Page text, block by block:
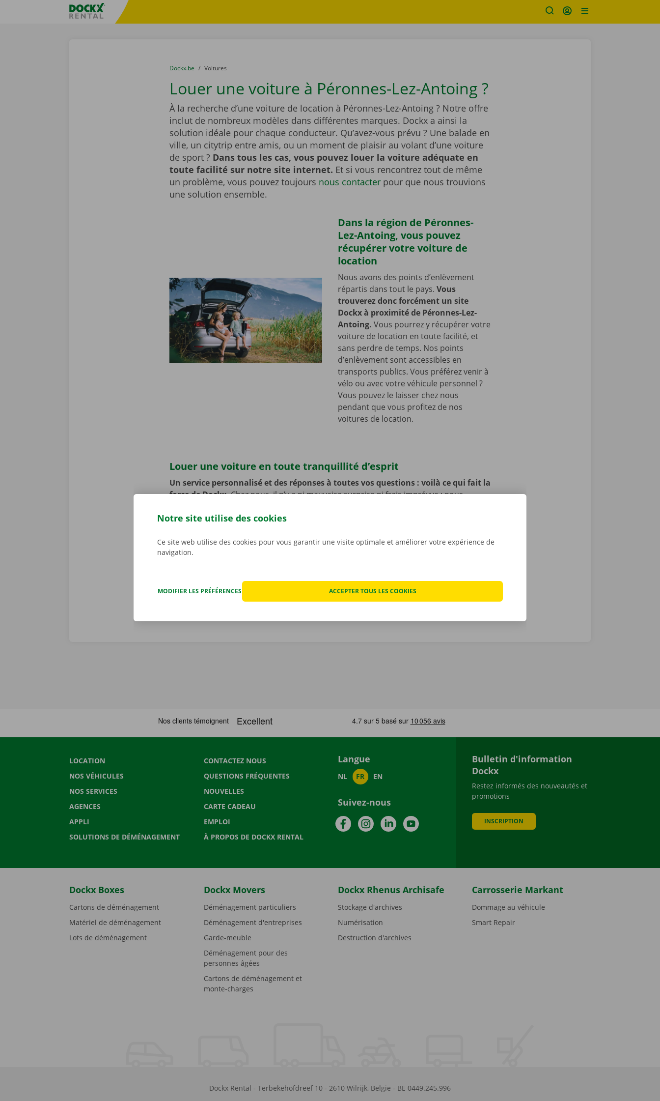
sitename
You are here:
du
Dockx.be to
Voitures
Louer une voiture à Péronnes-Lez-Antoing ?
À la recherche d’une voiture de location à Péronnes-Lez-Antoing ? Notre offre
inclut de nombreux modèles dans différentes marques. Dockx a ainsi la
solution idéale pour chaque conducteur. Qu’avez-vous prévu ? Une balade en
ville, un citytrip entre amis, ou un moment de plaisir au volant d’une voiture
de sport ? Dans tous les cas, vous pouvez louer la voiture adéquate en
toute facilité sur notre site internet. Et si vous rencontrez tout de même
un problème, vous pouvez toujours nous contacterpour que nous trouvions
une solution ensemble.
Dans la région de Péronnes-
Lez-Antoing, vous pouvez
récupérer votre voiture de
location
Nous avons des points d’enlèvement
répartis dans tout le pays. Vous
trouverez donc forcément un site
Dockx à proximité de Péronnes-Lez-
Antoing. Vous pourrez y récupérer votre
voiture de location en toute facilité, et
sans perdre de temps. Nos points
d’enlèvement sont accessibles en
transports publics. Vous préférez venir à
vélo ou avec votre véhicule personnel ?
Vous pouvez le laisser chez nous
pendant que vous profitez de nos
voitures de location.
Louer une voiture en toute tranquillité d’esprit
Un service personnalisé et des réponses à toutes vos questions : voilà ce qui fait la
force de Dockx.Chez nous, il n’y a ni mauvaise surprise ni frais imprévus : nous
appliquons toujours des prix transparents. Même si nous ne vous le souhaitons pas, il
cours de la période de location. Vous pourrez dans ce cas compter sur notre service
d’assistance et de dépannage disponible 24 h/24 et 7 j/7 dans toute l’Europe. Avec
LOCATION
NOS VÉHICULES
NOS SERVICES
AGENCES
APPLI
SOLUTIONS DE DÉMÉNAGEMENT
CONTACTEZ NOUS
QUESTIONS FRÉQUENTES
NOUVELLES
CARTE CADEAU
EMPLOI
À PROPOS DE DOCKX RENTAL
Langue
NL FR EN
Suivez-nous
FacebookInstagramLinkedInYouTube
Bulletin d'information
Dockx
Restez informés des nouveautés et
promotions
INSCRIPTION
Dockx Boxes
Cartons de déménagement
Matériel de déménagement
Lots de déménagement
Dockx Movers
Déménagement particuliers
Déménagement d'entreprises
Garde-meuble
Déménagement pour des
personnes âgées
Cartons de déménagement et
monte-charges
Dockx Rhenus Archisafe
Stockage d'archives
Numérisation
Destruction d'archives
Carrosserie Markant
Dommage au véhicule
Smart Repair
Dockx Rental - Terbekehofdreef 10- 2610 Wilrijk, België - BE 0449.245.996
Notre site utilise des cookies
Ce site web utilise des cookies pour vous garantir une visite optimale et améliorer votre expérience de
navigation.
MODIFIER LES PRÉFÉRENCES ACCEPTER TOUS LES COOKIES